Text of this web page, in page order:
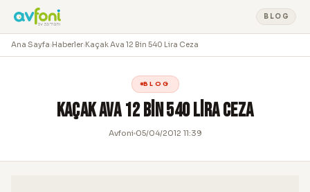
BLOG
Ana Sayfa›Haberler›Kaçak Ava 12 Bin 540 Lira Ceza
BLOG
Kaçak Ava 12 Bin 540 Lira Ceza
Avfoni 05/04/2012 11:39